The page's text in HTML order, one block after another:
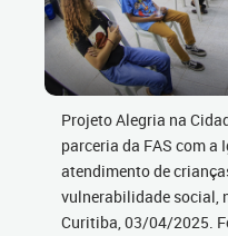
Projeto Alegria na
parceria da FAS com a
atendimento de
vulnerabilidade social,
Curitiba, 03/04/2025.